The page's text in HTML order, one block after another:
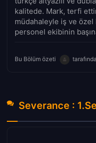
kalitede. Mark, terfi
müdahaleyle iş ve özel
personel ekibinin
Bu Bölüm özeti